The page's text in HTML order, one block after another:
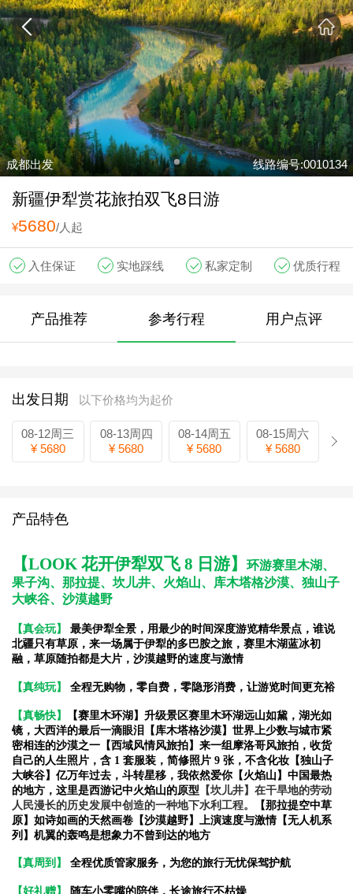
成都出发 线路编号:0010134
新疆伊犁赏花旅拍双飞8日游
¥5680/人起
入住保证 实地踩线 私家定制 优质行程
产品推荐 参考行程 用户点评
出发日期 以下价格均为起价
08-12周三
¥ 5680
08-13周四
¥ 5680
08-14周五
¥ 5680
08-15周六
¥ 5680
产品特色
【LOOK 花开伊犁双飞 8 日游】
环游赛里木湖、
果子沟、那拉提、坎儿井、火焰山、库木塔格沙漠、独山子
大峡谷、沙漠越野
【真会玩】 最美伊犁全景，用最少的时间深度游览精华景点，谁说
北疆只有草原，来一场属于伊犁的多巴胺之旅，赛里木湖蓝冰初
融，草原随拍都是大片，沙漠越野的速度与激情
【真纯玩】 全程无购物，零自费，零隐形消费，让游览时间更充裕
【真畅快】
【赛里木环湖】升级景区赛里木环湖远山如黛，湖光如
镜，大西洋的最后一滴眼泪
【库木塔格沙漠】世界上少数与城市紧
密相连的沙漠之一 【西域风情风旅拍】来一组摩洛哥风旅拍，收货
自己的人生照片，含 1 套服装，简修照片 9 张，不含化妆 【独山子
大峡谷】亿万年过去，斗转星移，我依然爱你【火焰山】中国最热
的地方，这里是西游记中火焰山的原型 【坎儿井】在干旱地的劳动
人民漫长的历史发展中创造的一种地下水利工程。
【那拉提空中草
原】如诗如画的天然画卷 【沙漠越野】上演速度与激情【无人机系
列】机翼的轰鸣是想象力不曾到达的地方
【真周到】 全程优质管家服务，为您的旅行无忧保驾护航
【好礼赠】 随车小零嘴的陪伴，长途旅行不枯燥